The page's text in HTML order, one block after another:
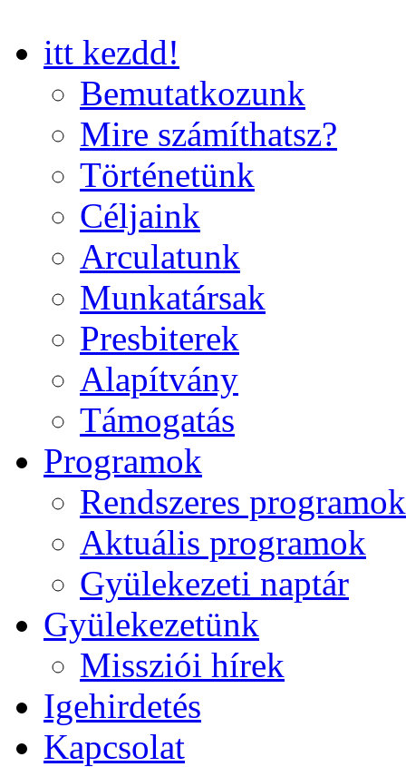
itt kezdd!
Bemutatkozunk
Mire számíthatsz?
Történetünk
Céljaink
Arculatunk
Munkatársak
Presbiterek
Alapítvány
Támogatás
Programok
Rendszeres programok
Aktuális programok
Gyülekezeti naptár
Gyülekezetünk
Missziói hírek
Igehirdetés
Kapcsolat